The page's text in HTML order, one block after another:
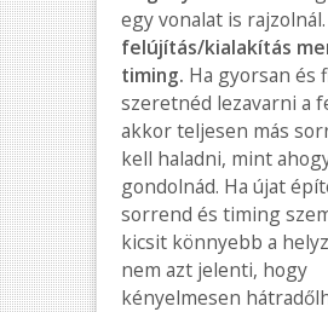
egy vonalat is rajzolnál.
felújítás/kialakítás
timing. Ha gyorsan és
szeretnéd lezavarni a
akkor teljesen más
kell haladni, mint
gondolnád. Ha újat
sorrend és timing
kicsit könnyebb a
nem azt jelenti, hogy
kényelmesen